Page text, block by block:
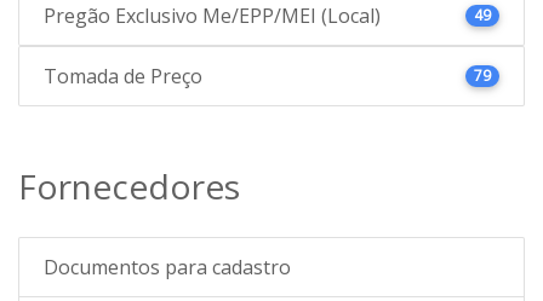
Pregão Exclusivo Me/EPP/MEI (Local) 49
Tomada de Preço 79
Fornecedores
Documentos para cadastro